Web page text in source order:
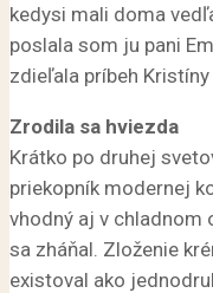
kedysi mali doma
poslala som ju pani
zdieľala príbeh
Zrodila sa hviezda
Krátko po druhej
priekopník modernej
vhodný aj v chladnom
sa zháňal. Zloženie
existoval ako